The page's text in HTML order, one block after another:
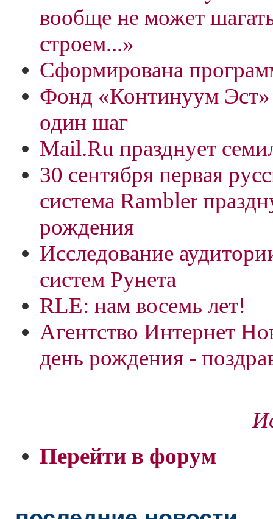
вообще не может
строем...»
Сформирована
Фонд «Континуум
один шаг
Mail.Ru празднует
30 сентября первая
система Rambler
рождения
Исследование
систем Рунета
RLE: нам восемь лет!
Агентство Интернет
день рождения -
Перейти в форум